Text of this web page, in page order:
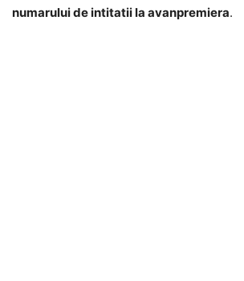
numarului de intitatii la avanpremiera.